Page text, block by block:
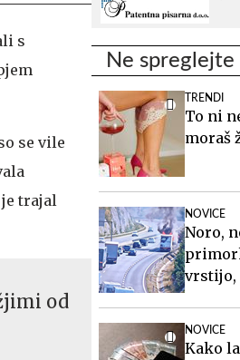
s
se vile
trajal
od
Ne spreglejte
TRENDI
To ni
moraš
NOVICE
Noro,
vrstijo,
NOVICE
Kako